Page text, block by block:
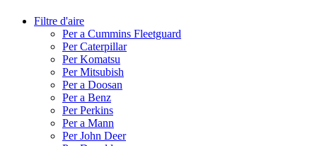
Filtre d'aire
Per a Cummins Fleetguard
Per Caterpillar
Per Komatsu
Per Mitsubish
Per a Doosan
Per a Benz
Per Perkins
Per a Mann
Per John Deer